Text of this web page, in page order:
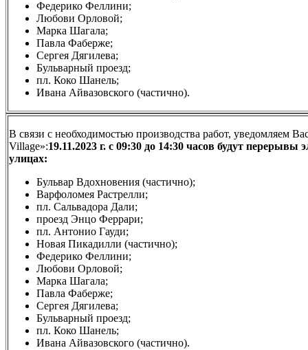
Федерико Феллини;
Любови Орловой;
Марка Шагала;
Павла Фаберже;
Сергея Дягилева;
Бульварный проезд;
пл. Коко Шанель;
Ивана Айвазовского (частично).
В связи с необходимостью производства работ, уведомляем
Village»:19.11.2023 г. с 09:30 до 14:30 часов будут
улицах:
Бульвар Вдохновения (частично);
Варфоломея Растрелли;
пл. Сальвадора Дали;
проезд Энцо Феррари;
пл. Антонио Гауди;
Новая Пикадилли (частично);
Федерико Феллини;
Любови Орловой;
Марка Шагала;
Павла Фаберже;
Сергея Дягилева;
Бульварный проезд;
пл. Коко Шанель;
Ивана Айвазовского (частично).